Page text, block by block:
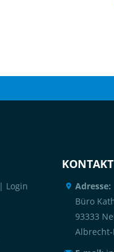
| Login
Adresse:
Büro
93333